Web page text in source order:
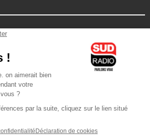
/ Android
l'application